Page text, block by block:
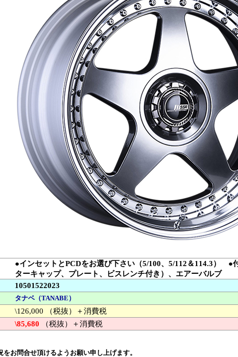
●インセットとPCDをお選び下さい（5/100、5/112＆114.3） ●
ターキャップ、プレート、ビスレンチ付き）、エアーバルブ
10501522023
タナベ（TANABE）
\126,000 （税抜）＋消費税
\85,680 （税抜）＋消費税
お問合せ頂けるようお願い申し上げます。